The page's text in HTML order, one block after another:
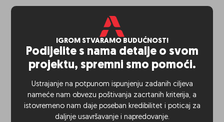
IGROM STVARAMO BUDUĆNOST!
Podijelite s nama detalje o svom
projektu, spremni smo pomoći.
Ustrajanje na potpunom ispunjenju zadanih ciljeva
nameće nam obvezu poštivanja zacrtanih kriterija, a
istovremeno nam daje poseban kredibilitet i poticaj za
daljnje usavršavanje i napredovanje.